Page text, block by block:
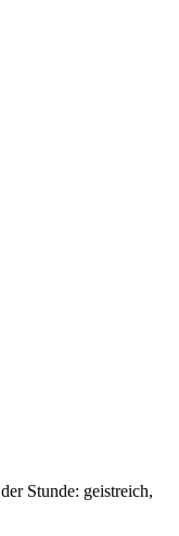
Stunde: geistreich,